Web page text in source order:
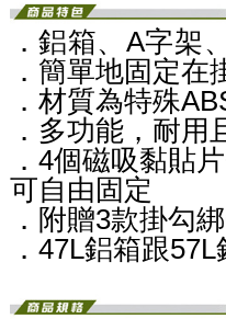
． 鋁箱、A字架
．簡單地固定
．材質為特殊
．多功能，耐用
．4個磁吸黏貼
可自由固定
．附贈3款掛勾
．47L鋁箱跟